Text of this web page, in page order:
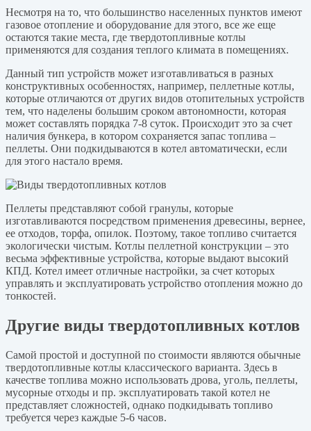
Несмотря на то, что большинство населенных пунктов имеют
газовое отопление и оборудование для этого, все же еще
остаются такие места, где твердотопливные котлы
применяются для создания теплого климата в помещениях.
Данный тип устройств может изготавливаться в разных
конструктивных особенностях, например, пеллетные котлы,
которые отличаются от других видов отопительных устройств
тем, что наделены большим сроком автономности, которая
может составлять порядка 7-8 суток. Происходит это за счет
наличия бункера, в котором сохраняется запас топлива –
пеллеты. Они подкидываются в котел автоматически, если
для этого настало время.
Пеллеты представляют собой гранулы, которые
изготавливаются посредством применения древесины, вернее,
ее отходов, торфа, опилок. Поэтому, такое топливо считается
экологически чистым. Котлы пеллетной конструкции – это
весьма эффективные устройства, которые выдают высокий
КПД. Котел имеет отличные настройки, за счет которых
управлять и эксплуатировать устройство отопления можно до
тонкостей.
Другие виды твердотопливных котлов
Самой простой и доступной по стоимости являются обычные
твердотопливные котлы классического варианта. Здесь в
качестве топлива можно использовать дрова, уголь, пеллеты,
мусорные отходы и пр. эксплуатировать такой котел не
представляет сложностей, однако подкидывать топливо
требуется через каждые 5-6 часов.